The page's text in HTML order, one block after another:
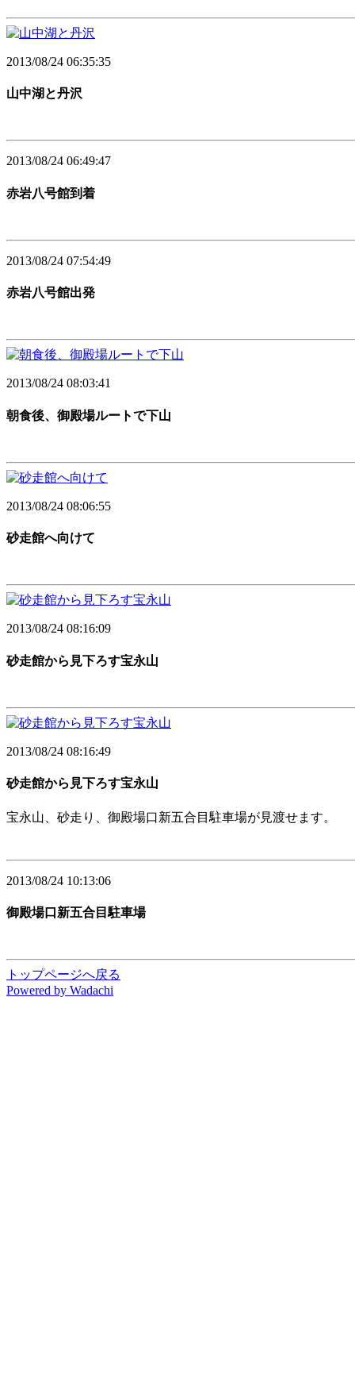
2013/08/24 06:35:35
山中湖と丹沢
2013/08/24 06:49:47
赤岩八号館到着
2013/08/24 07:54:49
赤岩八号館出発
2013/08/24 08:03:41
朝食後、御殿場ルートで下山
2013/08/24 08:06:55
砂走館へ向けて
2013/08/24 08:16:09
砂走館から見下ろす宝永山
2013/08/24 08:16:49
砂走館から見下ろす宝永山
宝永山、砂走り、御殿場口新五合目駐車場が見渡せます。
2013/08/24 10:13:06
御殿場口新五合目駐車場
トップページへ戻る
Powered by Wadachi